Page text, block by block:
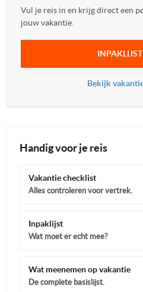
Vul je reis in en krijg direct een
jouw vakantie.
Bekijk
Handig voor je reis
Vakantie checklist
Alles controleren voor vertrek.
Inpaklijst
Wat moet er echt mee?
Wat meenemen op vakantie
De complete basislijst.